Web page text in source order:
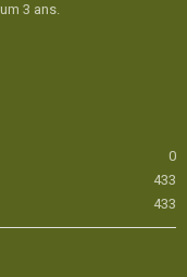
3 ans.
0
433
433